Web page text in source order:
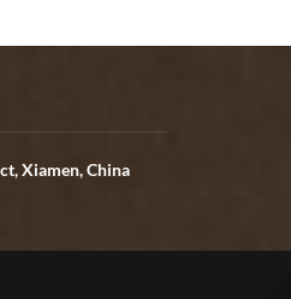
Xiamen, China